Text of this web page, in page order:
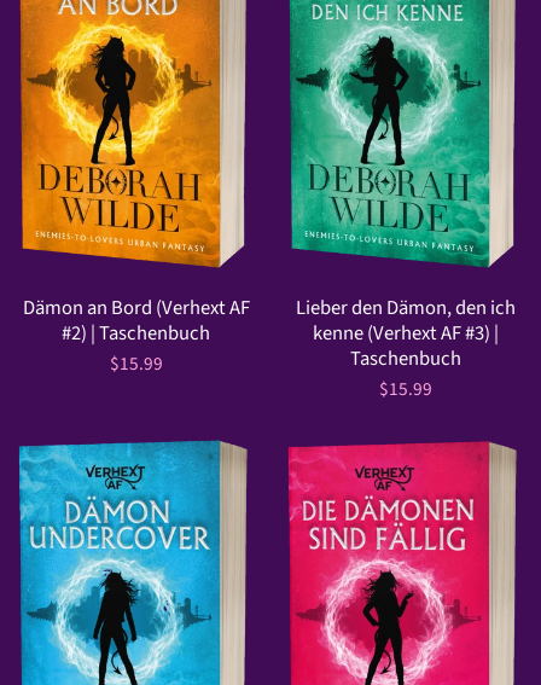
Dämon an Bord (Verhext AF
#2) | Taschenbuch
$15.99
Lieber den Dämon, den ich
kenne (Verhext AF #3) |
Taschenbuch
$15.99